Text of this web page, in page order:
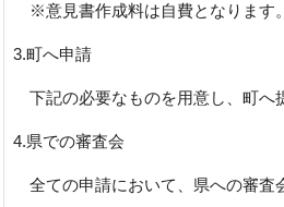
※意見書作成料は自費となります。
3.町へ申請
下記の必要なものを用意し、町へ
4.県での審査会
全ての申請において、県への審査